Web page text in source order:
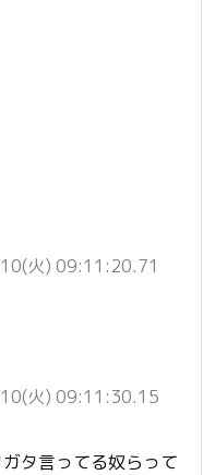
火) 09:11:20.71
火) 09:11:30.15
タ言ってる奴らって